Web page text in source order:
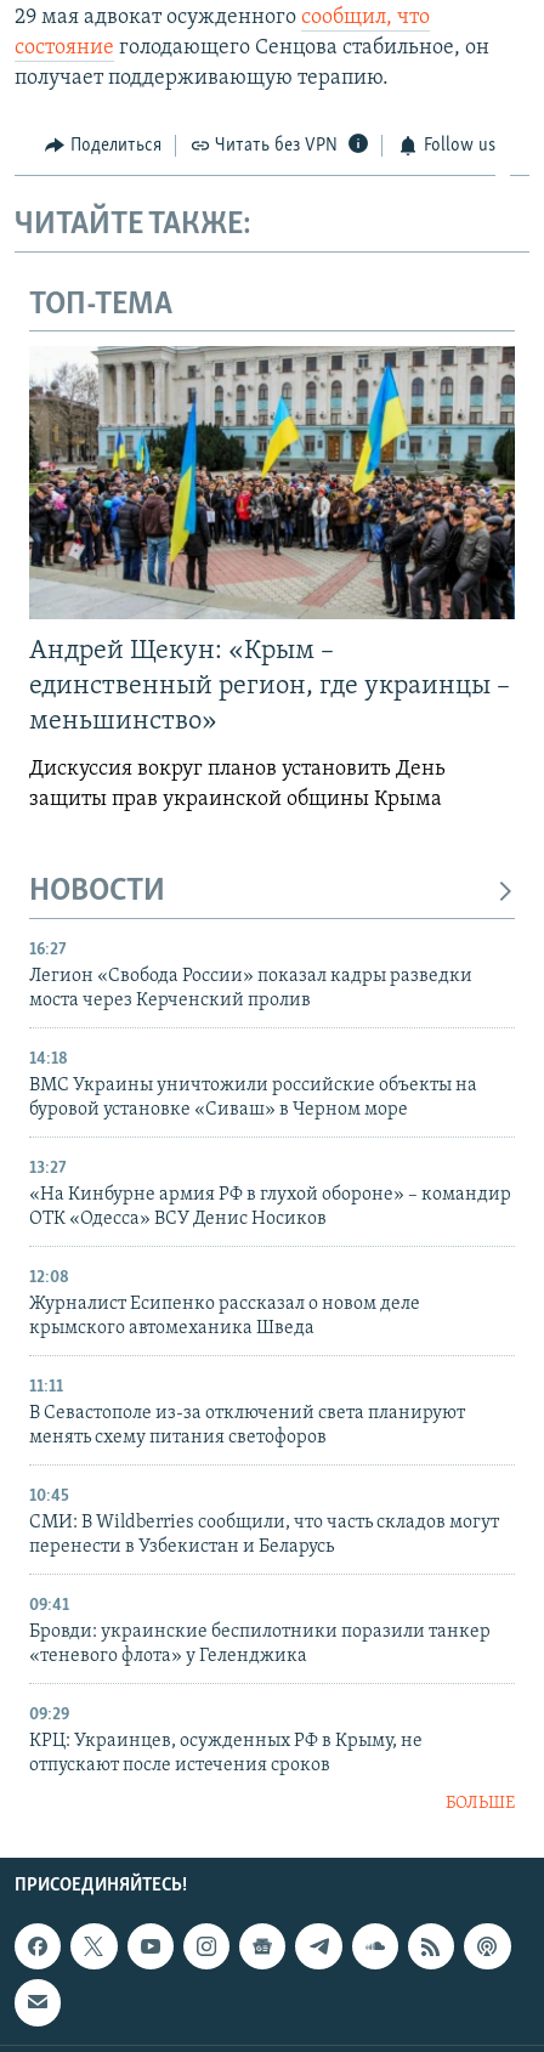
29 мая адвокат осужденного сообщил, что
состояние ​голодающего Сенцова стабильное, он
получает поддерживающую терапию.
Поделиться Читать без VPN Follow us
ЧИТАЙТЕ ТАКЖЕ:
ТОП-ТЕМА
Андрей Щекун: «Крым –
единственный регион, где украинцы –
меньшинство»
Дискуссия вокруг планов установить День
защиты прав украинской общины Крыма
НОВОСТИ
16:27
Легион «Свобода России» показал кадры разведки
моста через Керченский пролив
14:18
ВМС Украины уничтожили российские объекты на
буровой установке «Сиваш» в Черном море
13:27
«На Кинбурне армия РФ в глухой обороне» – командир
ОТК «Одесса» ВСУ Денис Носиков
12:08
Журналист Есипенко рассказал о новом деле
крымского автомеханика Шведа
11:11
В Севастополе из-за отключений света планируют
менять схему питания светофоров
10:45
СМИ: В Wildberries сообщили, что часть складов могут
перенести в Узбекистан и Беларусь
09:41
Бровди: украинские беспилотники поразили танкер
«теневого флота» у Геленджика
09:29
КРЦ: Украинцев, осужденных РФ в Крыму, не
отпускают после истечения сроков
БОЛЬШЕ
ПРИСОЕДИНЯЙТЕСЬ!